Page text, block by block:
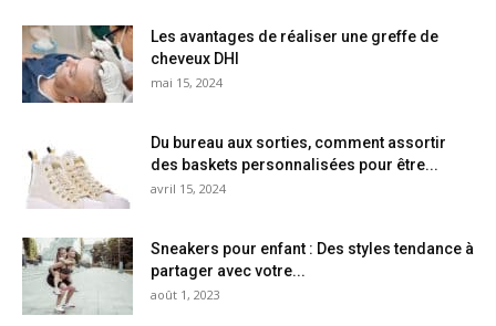
Les avantages de réaliser une greffe de
cheveux DHI
mai 15, 2024
Du bureau aux sorties, comment assortir
des baskets personnalisées pour être...
avril 15, 2024
Sneakers pour enfant : Des styles tendance à
partager avec votre...
août 1, 2023